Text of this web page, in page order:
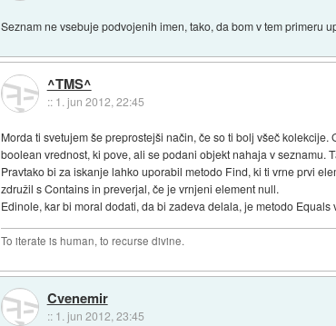
Seznam ne vsebuje podvojenih imen, tako, da bom v tem primeru
^TMS^
:: 1. jun 2012, 22:45
Morda ti svetujem še preprostejši način, če so ti bolj všeč
boolean vrednost, ki pove, ali se podani objekt nahaja v
Pravtako bi za iskanje lahko uporabil metodo Find, ki ti vrne prvi
združil s Contains in preverjal, če je vrnjeni element null.
Edinole, kar bi moral dodati, da bi zadeva delala, je metodo Equals
To iterate is human, to recurse divine.
Cvenemir
:: 1. jun 2012, 23:45